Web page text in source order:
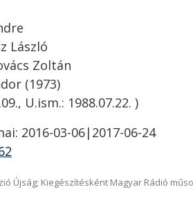
László
Zoltán
(1973)
U.ism.: 1988.07.22. )
2016-03-06|2017-06-24
Újság; Kiegészítésként Magyar Rádió